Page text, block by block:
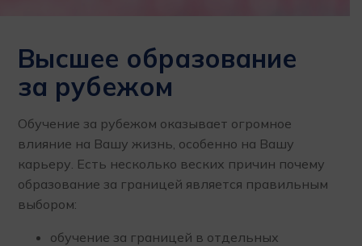
Высшее образование
за рубежом
Обучение за рубежом оказывает огромное
влияние на Вашу жизнь, особенно на Вашу
карьеру. Есть несколько веских причин почему
образование за границей является правильным
выбором:
обучение за границей в отдельных